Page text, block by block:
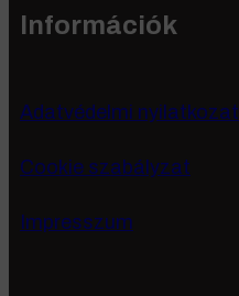
Információk
Adatvédelmi nyilatkozat
Cookie szabályzat
Impresszum